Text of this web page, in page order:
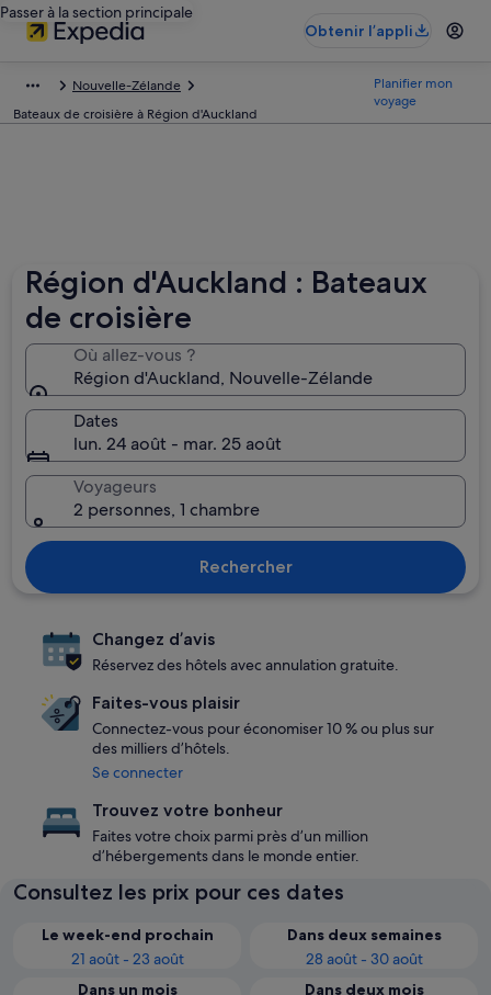
Passer à la section principale
Obtenir l’appli
Nouvelle-Zélande
Bateaux de croisière à Région d'Auckland
Planifier mon
voyage
Région d'Auckland : Bateaux
de croisière
Où allez-vous ?
Région d'Auckland, Nouvelle-Zélande
Dates
lun. 24 août - mar. 25 août
Voyageurs
2 personnes, 1 chambre
Rechercher
Changez d’avis
Réservez des hôtels avec annulation gratuite.
Faites-vous plaisir
Connectez-vous pour économiser 10 % ou plus sur
des milliers d’hôtels.
Se connecter
Trouvez votre bonheur
Faites votre choix parmi près d’un million
d’hébergements dans le monde entier.
Consultez les prix pour ces dates
Le week-end prochain
21 août - 23 août
Dans deux semaines
28 août - 30 août
Dans un mois
Dans deux mois